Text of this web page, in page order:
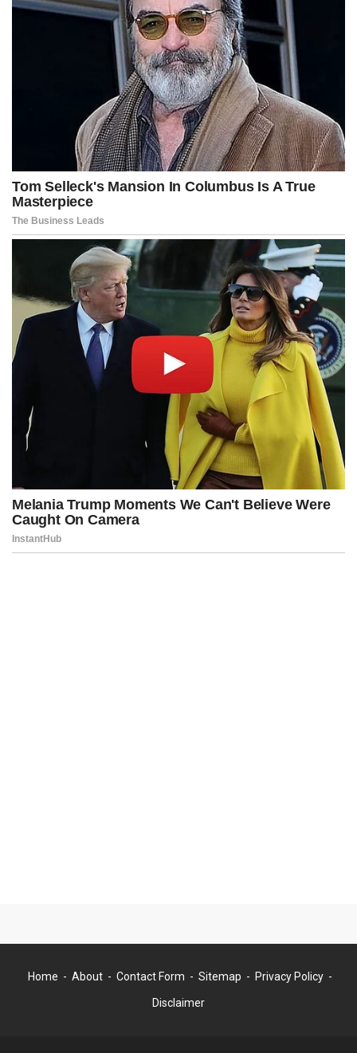
Home About Contact Form Sitemap Privacy Policy
Disclaimer